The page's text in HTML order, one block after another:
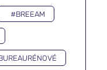
#BREEAM